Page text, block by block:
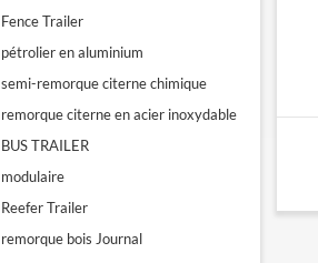
Fence Trailer
pétrolier en aluminium
semi-remorque citerne chimique
remorque citerne en acier inoxydable
BUS TRAILER
modulaire
Reefer Trailer
remorque bois Journal